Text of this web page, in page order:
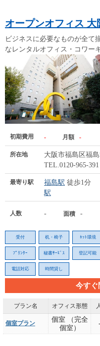
オープンオフィス 大
ビジネスに必要なものが全て
なレンタルオフィス・コワー
初期費用 - 月額 -
所在地
大阪市福島区福
TEL.0120-965-391
最寄り駅 福島駅 徒歩1分
駅
人数 - 面積 -
受付 机・椅子 ﾈｯﾄ環境
ﾌﾟﾘﾝﾀｰ 秘書ｻｰﾋﾞｽ 登記可能
電話対応 時間貸し
今すぐ
プラン名 オフィス形態
個室プラン
個室 （完全
個室）